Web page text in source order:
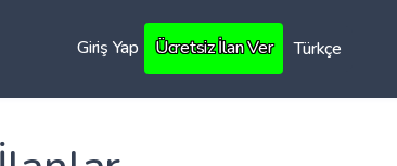
Giriş Yap Ücretsiz İlan Ver Türkçe